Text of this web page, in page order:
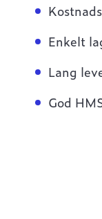
Enkelt
Lang
God